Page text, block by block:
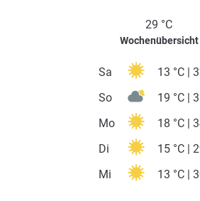
29 °C
Wochenübersicht
Sa
13 °C |
So
19 °C |
Mo
18 °C |
Di
15 °C |
Mi
13 °C |